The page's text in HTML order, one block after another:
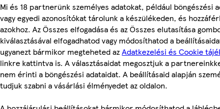
Mi és 18 partnerünk személyes adatokat, például böngészési
vagy egyedi azonosítókat tárolunk a készülékeden, és
azokhoz. Az Összes elfogadása és az Összes elutasítása
kiválasztásával elfogadhatod vagy módosíthatod a
ugyanezt bármikor megteheted azAdatkezelési és Cookie
linkre kattintva is. A választásaidat megosztjuk a
nem érinti a böngészési adataidat. A beállításaid alapján
tudjuk szabni a vásárlási élményedet az oldalon.